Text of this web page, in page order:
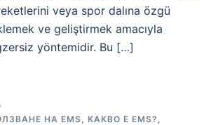
veya spor dalına özgü
ve geliştirmek amacıyla
yöntemidir. Bu […]
НА EMS
КАКВО Е EMS?